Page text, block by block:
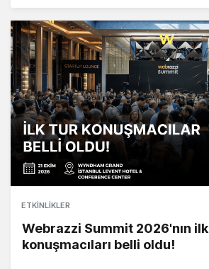
ETKINLIKLER
Webrazzi Summit 2026'nın ilk
konuşmacıları belli oldu!